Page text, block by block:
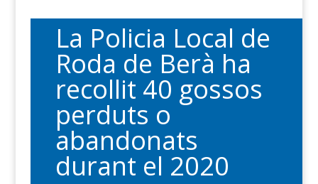
La Policia Local de
Roda de Berà ha
recollit 40 gossos
perduts o
abandonats
durant el 2020